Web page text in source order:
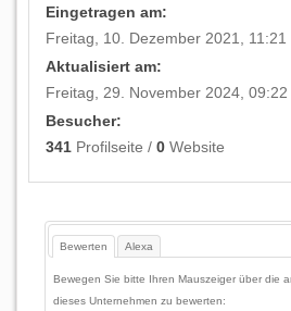
Eingetragen am:
Freitag, 10. Dezember 2021, 11:21
Aktualisiert am:
Freitag, 29. November 2024, 09:22
Besucher:
341 Profilseite /0 Website
Bewerten Alexa
Bewegen Sie bitte Ihren Mauszeiger über die
dieses Unternehmen zu bewerten: